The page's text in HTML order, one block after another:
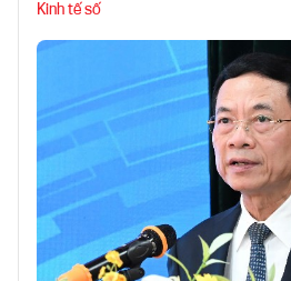
Kinh tế số